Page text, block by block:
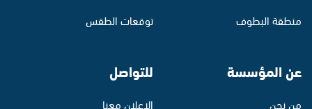
منطقة البطوف
توقعات الطقس
عن المؤسسة
من نحن
للتواصل
الإعلان معنا